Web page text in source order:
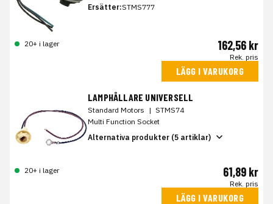
Ersätter:STMS777
20+ i lager 162,56 kr
Rek. pris
LÄGG I VARUKORG
LAMPHÅLLARE UNIVERSELL
Standard Motors | STMS74
Multi Function Socket
Alternativa produkter (5 artiklar)
20+ i lager 61,89 kr
Rek. pris
LÄGG I VARUKORG